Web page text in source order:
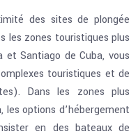
des sites de plongée
les zones touristiques plus
et Santiago de Cuba, vous
touristiques et de
Dans les zones plus
les options d’hébergement
en des bateaux de